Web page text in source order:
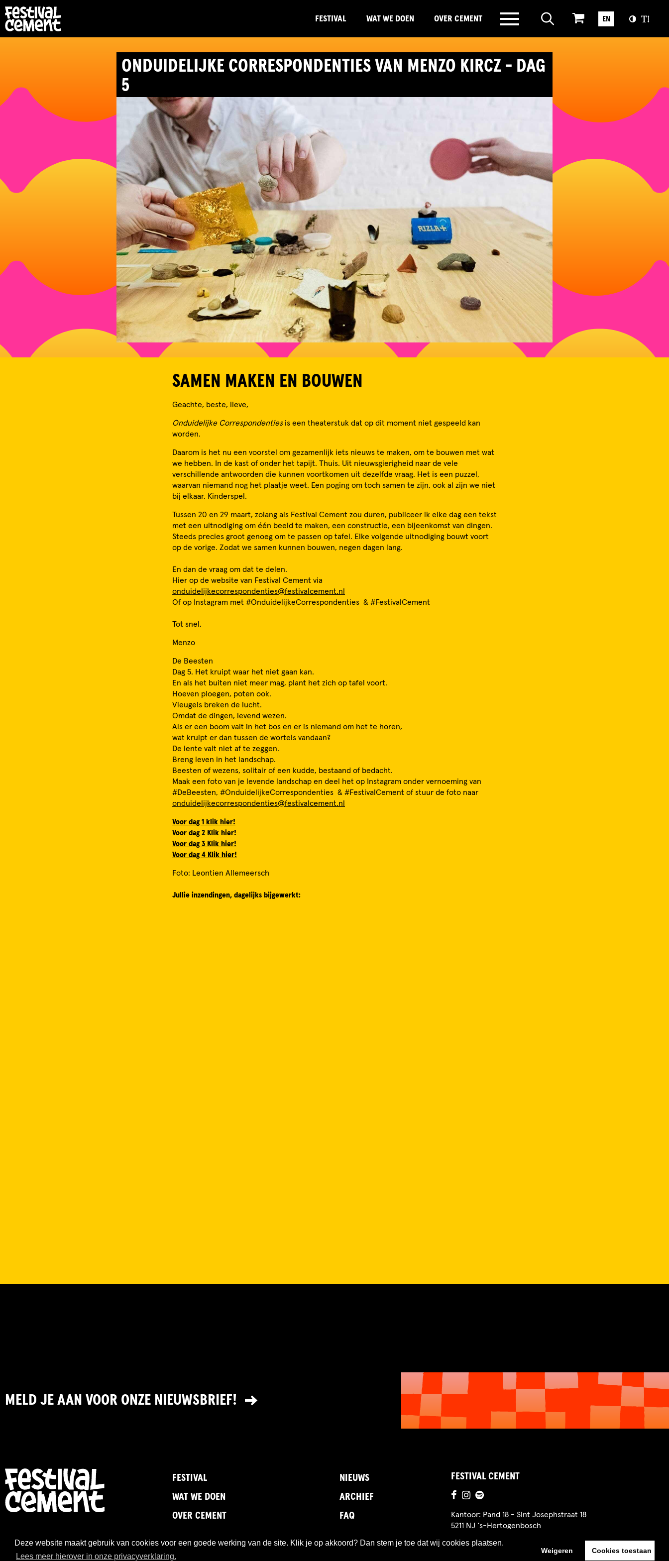
Deze website maakt gebruik van cookies voor een goede werking van de site. Klik je op akkoord? Dan stem je toe dat wij cookies plaatsen.
Lees meer hierover in onze privacyverklaring.
Weigeren Cookies toestaan
FESTIVAL WAT WE DOEN OVER CEMENT EN
ONDUIDELIJKE CORRESPONDENTIES VAN MENZO KIRCZ - DAG
5
SAMEN MAKEN EN BOUWEN
Geachte, beste, lieve,
Onduidelijke Correspondentiesis een theaterstuk dat op dit moment niet gespeeld kan
worden.
Daarom is het nu een voorstel om gezamenlijk iets nieuws te maken, om te bouwen met wat
we hebben. In de kast of onder het tapijt. Thuis. Uit nieuwsgierigheid naar de vele
verschillende antwoorden die kunnen voortkomen uit dezelfde vraag. Het is een puzzel,
waarvan niemand nog het plaatje weet. Een poging om toch samen te zijn, ook al zijn we niet
bij elkaar. Kinderspel.
Tussen 20 en 29 maart, zolang als Festival Cement zou duren, publiceer ik elke dag een tekst
met een uitnodiging om één beeld te maken, een constructie, een bijeenkomst van dingen.
Steeds precies groot genoeg om te passen op tafel. Elke volgende uitnodiging bouwt voort
op de vorige. Zodat we samen kunnen bouwen, negen dagen lang.
En dan de vraag om dat te delen.
Hier op de website van Festival Cement via
onduidelijkecorrespondenties@festivalcement.nl
Of op Instagram met #OnduidelijkeCorrespondenties & #FestivalCement
Tot snel,
Menzo
De Beesten
Dag 5. Het kruipt waar het niet gaan kan.
En als het buiten niet meer mag, plant het zich op tafel voort.
Hoeven ploegen, poten ook.
Vleugels breken de lucht.
Omdat de dingen, levend wezen.
Als er een boom valt in het bos en er is niemand om het te horen,
wat kruipt er dan tussen de wortels vandaan?
De lente valt niet af te zeggen.
Breng leven in het landschap.
Beesten of wezens, solitair of een kudde, bestaand of bedacht.
Maak een foto van je levende landschap en deel het op Instagram onder vernoeming van
#DeBeesten, #OnduidelijkeCorrespondenties & #FestivalCement of stuur de foto naar
onduidelijkecorrespondenties@festivalcement.nl
Voor dag 1 klik hier!
Voor dag 2 Klik hier!
Voor dag 3 Klik hier!
Voor dag 4 Klik hier!
Foto: Leontien Allemeersch
Jullie inzendingen, dagelijks bijgewerkt:
MELD JE AAN VOOR ONZE NIEUWSBRIEF!
FESTIVAL
WAT WE DOEN
OVER CEMENT
NIEUWS
ARCHIEF
FAQ
FESTIVAL CEMENT
Kantoor: Pand 18 - Sint Josephstraat 18
5211 NJ ‘s-Hertogenbosch